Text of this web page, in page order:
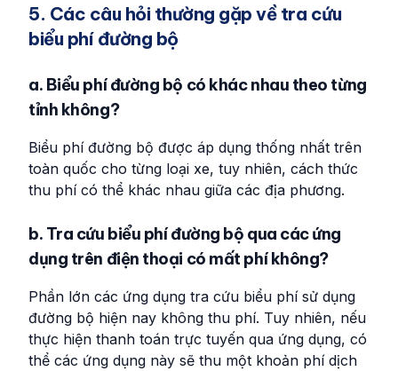
5. Các câu hỏi thường gặp về tra cứu
biểu phí đường bộ
a. Biểu phí đường bộ có khác nhau theo từng
tỉnh không?
Biểu phí đường bộ được áp dụng thống nhất trên
toàn quốc cho từng loại xe, tuy nhiên, cách thức
thu phí có thể khác nhau giữa các địa phương.
b. Tra cứu biểu phí đường bộ qua các ứng
dụng trên điện thoại có mất phí không?
Phần lớn các ứng dụng tra cứu biểu phí sử dụng
đường bộ hiện nay không thu phí. Tuy nhiên, nếu
thực hiện thanh toán trực tuyến qua ứng dụng, có
thể các ứng dụng này sẽ thu một khoản phí dịch